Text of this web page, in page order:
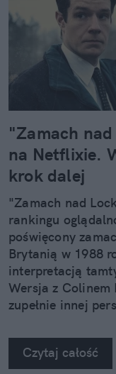
"Zamach
na Netflixie.
krok dalej
"Zamach nad
rankingu
poświęcony
Brytanią w 1988
interpretacją
Wersja z Colinem
zupełnie innej
Czytaj całość